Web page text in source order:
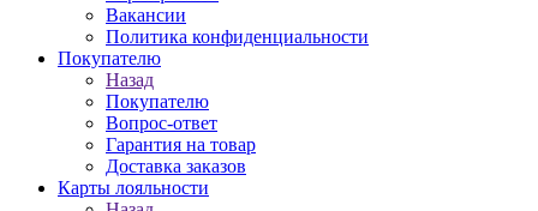
Вакансии
Политика конфиденциальности
Покупателю
Назад
Покупателю
Вопрос-ответ
Гарантия на товар
Доставка заказов
Карты лояльности